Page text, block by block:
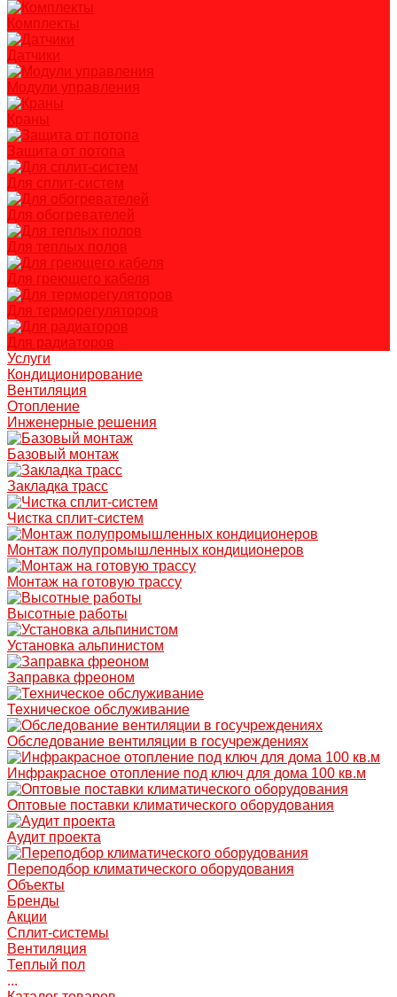
Комплекты
Датчики
Модули управления
Краны
Защита от потопа
Для сплит-систем
Для обогревателей
Для теплых полов
Для греющего кабеля
Для терморегуляторов
Для радиаторов
Услуги
Кондиционирование
Вентиляция
Отопление
Инженерные решения
Базовый монтаж
Закладка трасс
Чистка сплит-систем
Монтаж полупромышленных кондиционеров
Монтаж на готовую трассу
Высотные работы
Установка альпинистом
Заправка фреоном
Техническое обслуживание
Обследование вентиляции в госучреждениях
Инфракрасное отопление под ключ для дома 100 кв.м
Оптовые поставки климатического оборудования
Аудит проекта
Переподбор климатического оборудования
Объекты
Бренды
Акции
Сплит-системы
Вентиляция
Теплый пол
...